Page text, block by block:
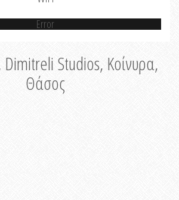
Error
Studios, Κοίνυρα,
Θάσος